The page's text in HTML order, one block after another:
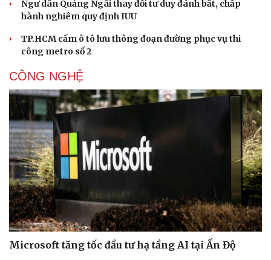
Ngư dân Quảng Ngãi thay đổi tư duy đánh bắt, chấp
hành nghiêm quy định IUU
TP.HCM cấm ô tô lưu thông đoạn đường phục vụ thi
công metro số 2
CÔNG NGHỆ
Microsoft tăng tốc đầu tư hạ tầng AI tại Ấn Độ